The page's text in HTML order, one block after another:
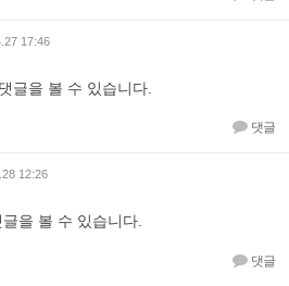
17:46
글을 볼 수 있습니다.
댓글
12:26
을 볼 수 있습니다.
댓글